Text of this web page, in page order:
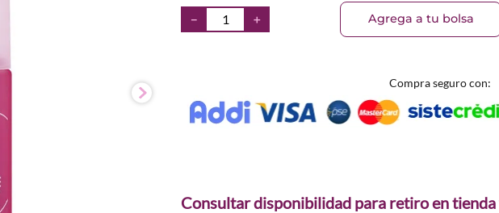
＋
－ Agrega a tu bolsa
Compra seguro con:
Consultar disponibilidad para retiro en tienda